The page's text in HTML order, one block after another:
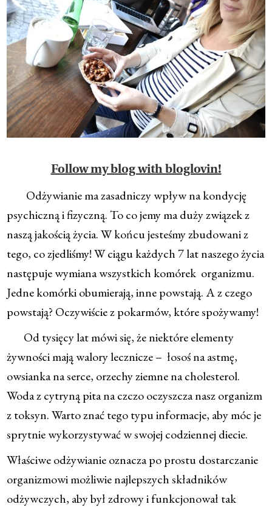
Follow my blog with bloglovin!
Odżywianie ma zasadniczy wpływ na kondycję
psychiczną i fizyczną. To co jemy ma duży związek z
naszą jakością życia. W końcu jesteśmy zbudowani z
tego, co zjedliśmy! W ciągu każdych 7 lat naszego życia
następuje wymiana wszystkich komórek organizmu.
Jedne komórki obumierają, inne powstają. A z czego
powstają? Oczywiście z pokarmów, które spożywamy!
Od tysięcy lat mówi się, że niektóre elementy
żywności mają walory lecznicze – łosoś na astmę,
owsianka na serce, orzechy ziemne na cholesterol.
Woda z cytryną pita na czczo oczyszcza nasz organizm
z toksyn. Warto znać tego typu informacje, aby móc je
sprytnie wykorzystywać w swojej codziennej diecie.
Właściwe odżywianie oznacza po prostu dostarczanie
organizmowi możliwie najlepszych składników
odżywczych, aby był zdrowy i funkcjonował tak